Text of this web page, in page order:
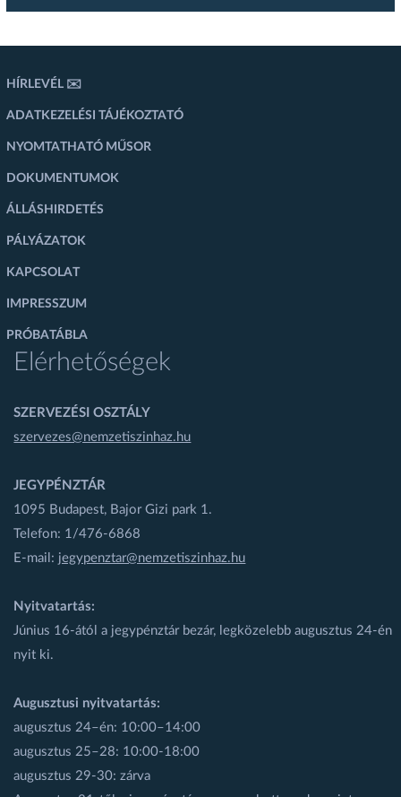
HÍRLEVÉL ✉️
ADATKEZELÉSI TÁJÉKOZTATÓ
NYOMTATHATÓ MŰSOR
DOKUMENTUMOK
ÁLLÁSHIRDETÉS
PÁLYÁZATOK
KAPCSOLAT
IMPRESSZUM
PRÓBATÁBLA
Elérhetőségek
SZERVEZÉSI OSZTÁLY
szervezes@nemzetiszinhaz.hu
JEGYPÉNZTÁR
1095 Budapest, Bajor Gizi park 1.
Telefon: 1/476-6868
E-mail: jegypenztar@nemzetiszinhaz.hu
Nyitvatartás:
Június 16-ától a jegypénztár bezár, legközelebb augusztus 24-én
nyit ki.
Augusztusi nyitvatartás:
augusztus 24–én: 10:00–14:00
augusztus 25–28: 10:00-18:00
augusztus 29-30: zárva